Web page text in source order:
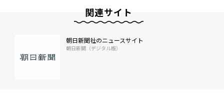
関連サイト
朝日新聞社のニュースサイト
朝日新聞（デジタル版）